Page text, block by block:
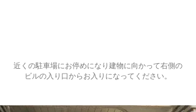
近くの駐車場にお停めになり建物に向かって右側の​
ビルの入り口からお入りになってください。